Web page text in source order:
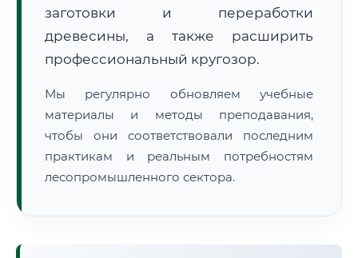
заготовки и переработки
древесины, а также расширить
профессиональный кругозор.
Мы регулярно обновляем учебные
материалы и методы преподавания,
чтобы они соответствовали последним
практикам и реальным потребностям
лесопромышленного сектора.